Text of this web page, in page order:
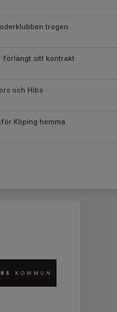
trogen
förlängt sitt kontrakt
och Hibs
Köping hemma